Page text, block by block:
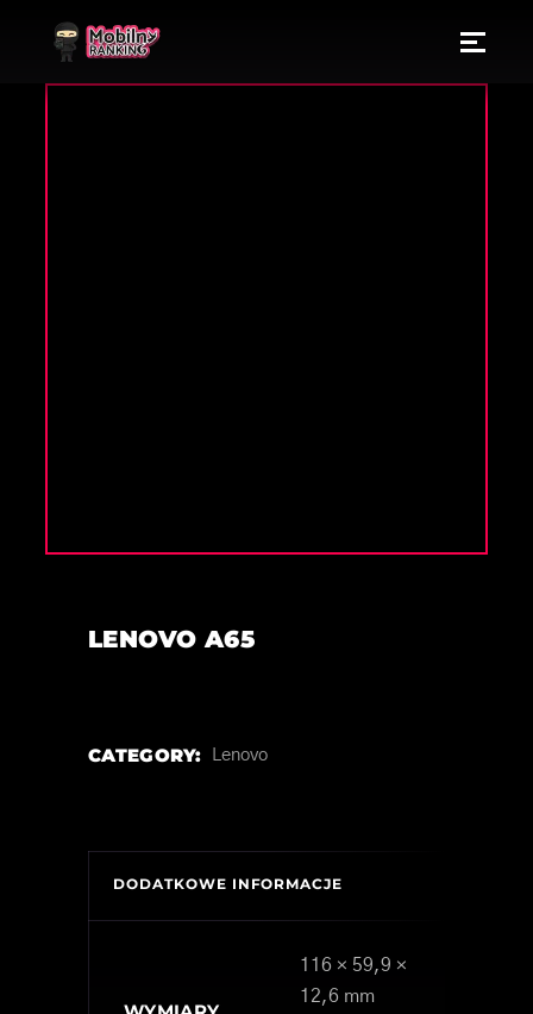
LENOVO A65
CATEGORY: Lenovo
DODATKOWE INFORMACJE
116 × 59,9 ×
12,6 mm